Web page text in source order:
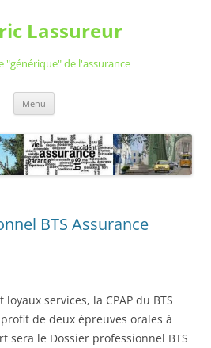
Lassureur
"générique" de l'assurance
Menu
BTS Assurance
services, la CPAP du BTS
de deux épreuves orales à
sera le Dossier professionnel BTS